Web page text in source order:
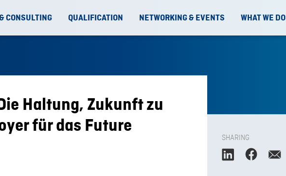
CONSULTING QUALIFICATION NETWORKING & EVENTS WHAT WE DO
Haltung, Zukunft zu
für das Future
SHARING